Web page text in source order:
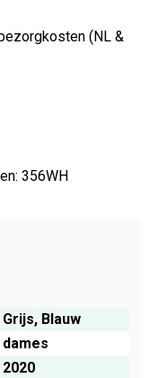
356WH
Grijs, Blauw
dames
2020
(NL &